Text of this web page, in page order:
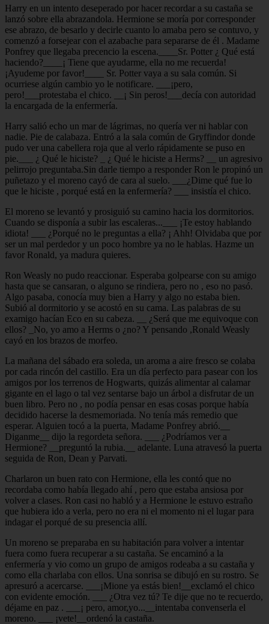
Harry en un intento deseperado por hacer recordar a su castaña se
lanzó sobre ella abrazandola. Hermione se moría por corresponder
ese abrazo, de besarlo y decirle cuanto lo amaba pero se contuvo, y
comenzó a forsejear con el azabache para separarse de él . Madame
Ponfrey que llegaba precencio la escena.____Sr. Potter ¿ Qué está
haciendo?____¡ Tiene que ayudarme, ella no me recuerda!
¡Ayudeme por favor!____ Sr. Potter vaya a su sala común. Si
ocurriese algún cambio yo le notificare. ___¡pero,
pero!___protestaba el chico. __¡ Sin peros!___decía con autoridad
la encargada de la enfermería.
Harry salió echo un mar de lágrimas, no quería ver ni hablar con
nadie. Pie de calabaza. Entró a la sala común de Gryffindor donde
pudo ver una cabellera roja que al verlo rápidamente se puso en
pie.___ ¿ Qué le hiciste? _ ¿ Qué le hiciste a Herms? __ un agresivo
pelirrojo preguntaba.Sin darle tiempo a responder Ron le propinó un
puñetazo y el moreno cayó de cara al suelo. ___¿Dime qué fue lo
que le hiciste , porqué está en la enfermería? ___ insistía el chico.
El moreno se levantó y prosiguió su camino hacia los dormitorios.
Cuando se disponía a subir las escaleras...___ ¡Te estoy hablando
idiota! ___ ¿Porqué no le preguntas a ella? ¡ Ahh! Olvidaba que por
ser un mal perdedor y un poco hombre ya no le hablas. Hazme un
favor Ronald, ya madura quieres.
Ron Weasly no pudo reaccionar. Esperaba golpearse con su amigo
hasta que se cansaran, o alguno se rindiera, pero no , eso no pasó.
Algo pasaba, conocía muy bien a Harry y algo no estaba bien.
Subió al dormitorio y se acostó en su cama. Las palabras de su
examigo hacían Eco en su cabeza. __ ¿Será que me equivoque con
ellos? _No, yo amo a Herms o ¿no? Y pensando ,Ronald Weasly
cayó en los brazos de morfeo.
La mañana del sábado era soleda, un aroma a aire fresco se colaba
por cada rincón del castillo. Era un día perfecto para pasear con los
amigos por los terrenos de Hogwarts, quizás alimentar al calamar
gigante en el lago o tal vez sentarse bajo un árbol a disfrutar de un
buen libro. Pero no , no podía pensar en esas cosas porque había
decidido hacerse la desmemoriada. No tenía más remedio que
esperar. Alguien tocó a la puerta, Madame Ponfrey abrió.__
Diganme__ dijo la regordeta señora. ___ ¿Podríamos ver a
Hermione? __preguntó la rubia.__ adelante. Luna atravesó la puerta
seguida de Ron, Dean y Parvati.
Charlaron un buen rato con Hermione, ella les contó que no
recordaba como había llegado ahí , pero que estaba ansiosa por
volver a clases. Ron casi no habló y a Hermione le estuvo estraño
que hubiera ido a verla, pero no era ni el momento ni el lugar para
indagar el porqué de su presencia allí.
Un moreno se preparaba en su habitación para volver a intentar
fuera como fuera recuperar a su castaña. Se encaminó a la
enfermería y vio como un grupo de amigos rodeaba a su castaña y
como ella charlaba con ellos. Una sonrisa se dibujó en su rostro. Se
apresuró a acercarse. ___¡Mione ya estás bien!__exclamó el chico
con evidente emoción. ___ ¿Otra vez tú? Te dije que no te recuerdo,
déjame en paz . ___¡ pero, amor,yo...__intentaba convenserla el
moreno. ___ ¡vete!__ordenó la castaña.